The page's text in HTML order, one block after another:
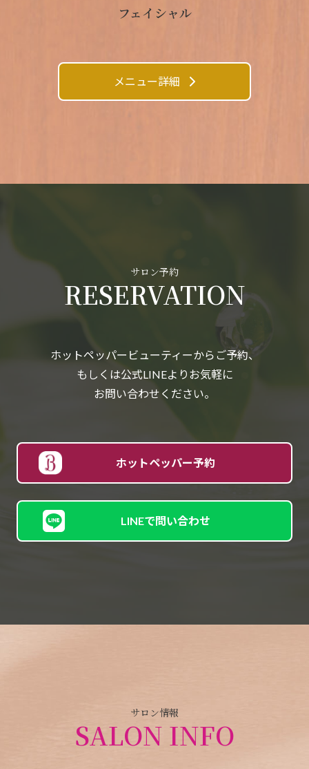
フェイシャル
メニュー詳細
サロン予約
RESERVATION
ホットペッパービューティーからご予約、
もしくは公式LINEよりお気軽に
お問い合わせください。
ホットペッパー予約
LINEで問い合わせ
サロン情報
SALON INFO